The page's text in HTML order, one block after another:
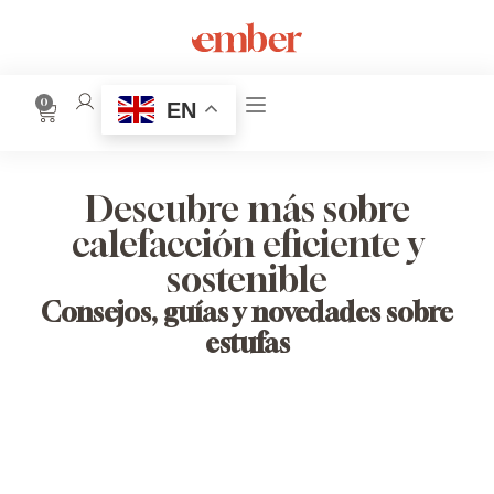
0 EN
Descubre más sobre
calefacción eficiente y
sostenible
Consejos, guías y novedades sobre
estufas